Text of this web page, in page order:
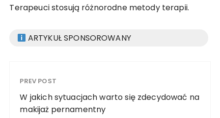
Terapeuci stosują różnorodne metody terapii.
ARTYKUŁ SPONSOROWANY
PREV POST
W jakich sytuacjach warto się zdecydować na
makijaż pernamentny